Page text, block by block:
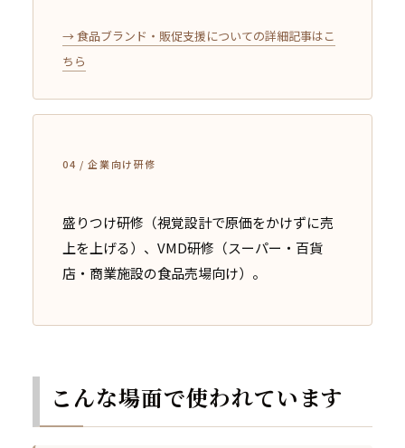
→ 食品ブランド・販促支援についての詳細記事はこ
ちら
04 / 企業向け研修
盛りつけ研修（視覚設計で原価をかけずに売
上を上げる）、VMD研修（スーパー・百貨
店・商業施設の食品売場向け）。
こんな場面で使われています